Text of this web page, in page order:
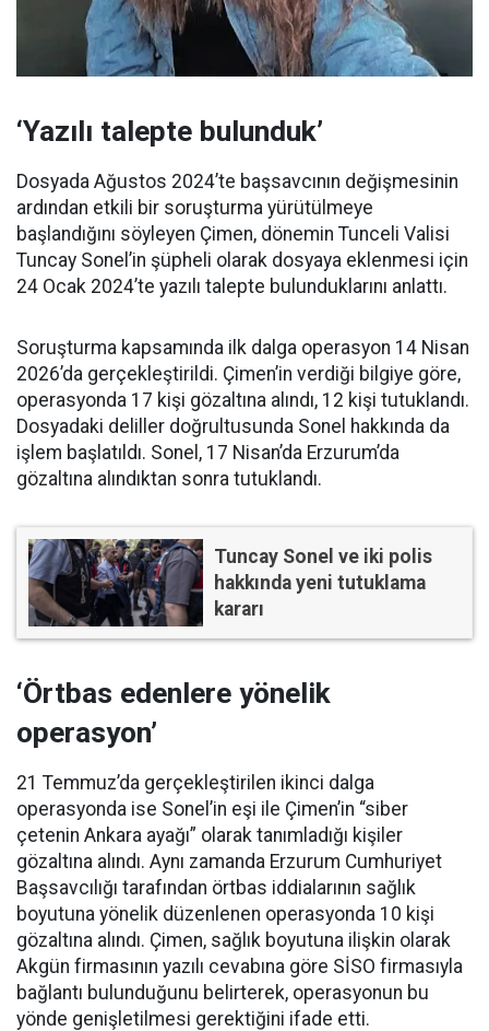
‘Yazılı talepte bulunduk’
Dosyada Ağustos 2024’te başsavcının değişmesinin
ardından etkili bir soruşturma yürütülmeye
başlandığını söyleyen Çimen, dönemin Tunceli Valisi
Tuncay Sonel’in şüpheli olarak dosyaya eklenmesi için
24 Ocak 2024’te yazılı talepte bulunduklarını anlattı.
Soruşturma kapsamında ilk dalga operasyon 14 Nisan
2026’da gerçekleştirildi. Çimen’in verdiği bilgiye göre,
operasyonda 17 kişi gözaltına alındı, 12 kişi tutuklandı.
Dosyadaki deliller doğrultusunda Sonel hakkında da
işlem başlatıldı. Sonel, 17 Nisan’da Erzurum’da
gözaltına alındıktan sonra tutuklandı.
Tuncay Sonel ve iki polis
hakkında yeni tutuklama
kararı
‘Örtbas edenlere yönelik
operasyon’
21 Temmuz’da gerçekleştirilen ikinci dalga
operasyonda ise Sonel’in eşi ile Çimen’in “siber
çetenin Ankara ayağı” olarak tanımladığı kişiler
gözaltına alındı. Aynı zamanda Erzurum Cumhuriyet
Başsavcılığı tarafından örtbas iddialarının sağlık
boyutuna yönelik düzenlenen operasyonda 10 kişi
gözaltına alındı. Çimen, sağlık boyutuna ilişkin olarak
Akgün firmasının yazılı cevabına göre SİSO firmasıyla
bağlantı bulunduğunu belirterek, operasyonun bu
yönde genişletilmesi gerektiğini ifade etti.